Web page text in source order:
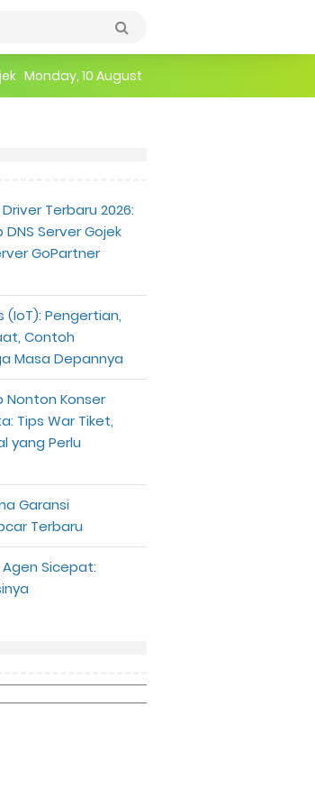
Monday, 10 August
Terbaru 2026:
Server Gojek
GoPartner
Pengertian,
Contoh
Masa Depannya
Nonton Konser
Tips War Tiket,
yang Perlu
Garansi
Terbaru
Sicepat: